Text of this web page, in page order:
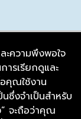
ะความพึงพอใจ
รเรียกดูและ
คุณใช้งาน
ซึ่งจำเป็นสำหรับ
จะถือว่าคุณ